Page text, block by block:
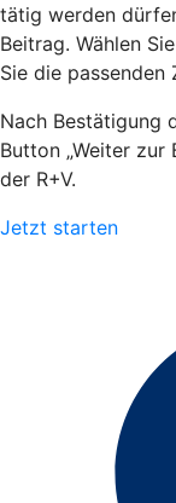
tätig werden
Beitrag. Wählen
Sie die passenden
Nach Bestätigung
Button „Weiter zur
der R+V.
Jetzt starten